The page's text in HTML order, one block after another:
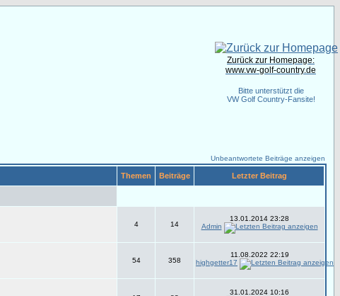
Zurück zur Homepage:
www.vw-golf-country.de
Bitte unterstützt die
VW Golf Country-Fansite!
Unbeantwortete Beiträge anzeigen
Themen Beiträge Letzter Beitrag
4 14
13.01.2014 23:28
Admin
54 358
11.08.2022 22:19
highgetter17
31.01.2024 10:16